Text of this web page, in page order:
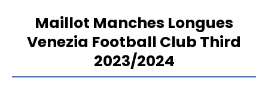
Maillot Manches Longues
Venezia Football Club Third
2023/2024